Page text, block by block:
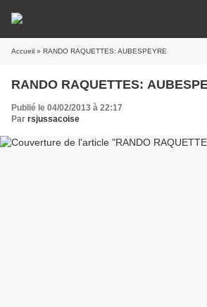
Accueil » RANDO RAQUETTES: AUBESPEYRE
RANDO RAQUETTES:
Publié le 04/02/2013 à 22:17
Par rsjussacoise